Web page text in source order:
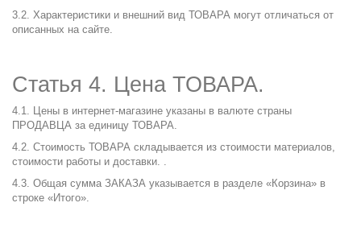
3.2. Характеристики и внешний вид ТОВАРА могут отличаться от
описанных на сайте.
Статья 4. Цена ТОВАРА.
4.1. Цены в интернет-магазине указаны в валюте страны
ПРОДАВЦА за единицу ТОВАРА.
4.2. Стоимость ТОВАРА складывается из стоимости материалов,
стоимости работы и доставки. .
4.3. Общая сумма ЗАКАЗА указывается в разделе «Корзина» в
строке «Итого».